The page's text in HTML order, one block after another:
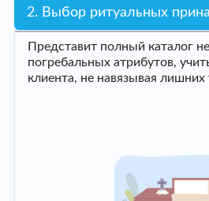
2. Выбор ритуальных
Представит полный каталог
погребальных атрибутов,
клиента, не навязывая лишних